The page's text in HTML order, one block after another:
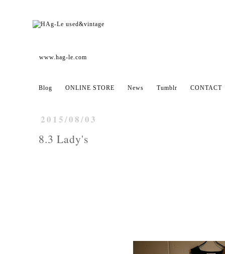
www.hag-le.com
Blog ONLINE STORE News Tumblr CONTACT
2015/08/03
8.3 Lady's